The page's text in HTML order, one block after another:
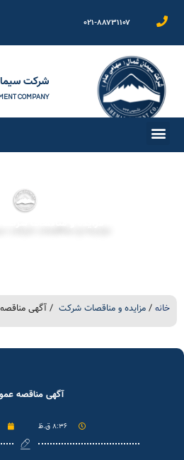
۰۲۱-۸۸۷۳۱۱۰۷
شرکت
COMPANY
خانه/مزایده و مناقصات شرکت/ آگهی مناقصه
آگهی مناقصه
۸:۳۶ ق.ظ